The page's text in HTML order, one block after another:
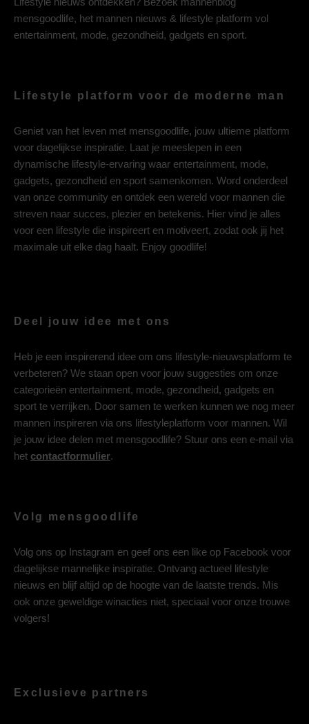
mensgoodlife, het mannen nieuws & lifestyle platform vol
entertainment, mode, gezondheid, gadgets en sport.
Lifestyle platform voor de moderne man
Geniet van het leven met mensgoodlife, jouw ultieme platform
voor dagelijkse inspiratie. Laat je meeslepen in een
dynamische lifestyle-ervaring waar entertainment, mode,
gadgets, gezondheid en sport samenkomen. Word onderdeel
van onze community en ontdek een wereld voor mannen die
streven naar succes, plezier en betekenis. Hier vind je alles
voor een lifestyle die inspireert en motiveert, zodat ook jij het
maximale uit elke dag haalt. Enjoy goodlife!
Deel jouw idee met ons
Heb je een inspirerend idee om ons lifestyle-nieuwsplatform te
verbeteren? We staan open voor jouw suggesties om onze
categorieën entertainment, mode, gezondheid, gadgets en
sport te verrijken. Door samen te werken kunnen we nog meer
mannen inspireren via ons lifestyleplatform voor mannen. Wil
je jouw idee delen met mensgoodlife? Stuur ons een e-mail via
het contactformulier.
Volg mensgoodlife
Volg ons op Instagram en geef ons een like op Facebook voor
dagelijkse mannelijke inspiratie. Ontvang actueel lifestyle
nieuws en blijf altijd op de hoogte van de laatste trends. Mis
ook onze geweldige winacties niet, speciaal voor onze trouwe
volgers!
Exclusieve partners